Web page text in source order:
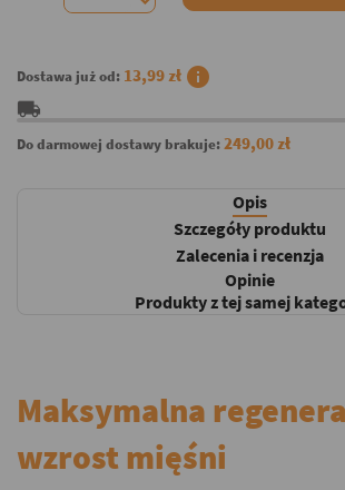
Dostawa już od: 13,99 zł info
local_shipping
Do darmowej dostawy brakuje:249,00 zł
Opis
Szczegóły produktu
Zalecenia i recenzja
Opinie
Produkty z tej samej
Maksymalna
wzrost mięśni